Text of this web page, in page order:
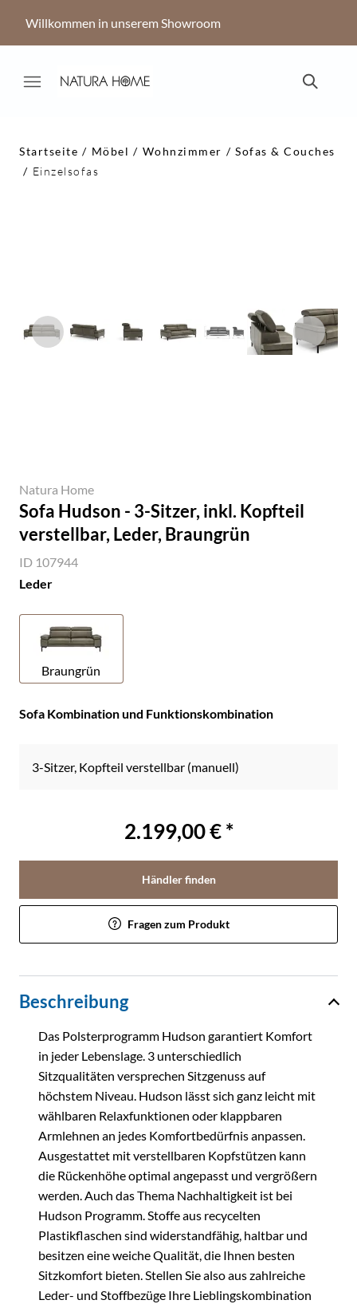
Willkommen in unserem Showroom
Startseite Möbel Wohnzimmer
Sofas & Couches
Einzelsofas
Natura Home
Sofa Hudson - 3-Sitzer, inkl. Kopfteil
verstellbar, Leder, Braungrün
ID 107944
Leder
Braungrün
Sofa Kombination und Funktionskombination
3-Sitzer, Kopfteil verstellbar (manuell)
2.199,00 € *
Händler finden
Fragen zum Produkt
Beschreibung
Das Polsterprogramm Hudson garantiert Komfort
in jeder Lebenslage. 3 unterschiedlich
Sitzqualitäten versprechen Sitzgenuss auf
höchstem Niveau. Hudson lässt sich ganz leicht mit
wählbaren Relaxfunktionen oder klappbaren
Armlehnen an jedes Komfortbedürfnis anpassen.
Ausgestattet mit verstellbaren Kopfstützen kann
die Rückenhöhe optimal angepasst und vergrößern
werden. Auch das Thema Nachhaltigkeit ist bei
Hudson Programm. Stoffe aus recycelten
Plastikflaschen sind widerstandfähig, haltbar und
besitzen eine weiche Qualität, die Ihnen besten
Sitzkomfort bieten. Stellen Sie also aus zahlreiche
Leder- und Stoffbezüge Ihre Lieblingskombination